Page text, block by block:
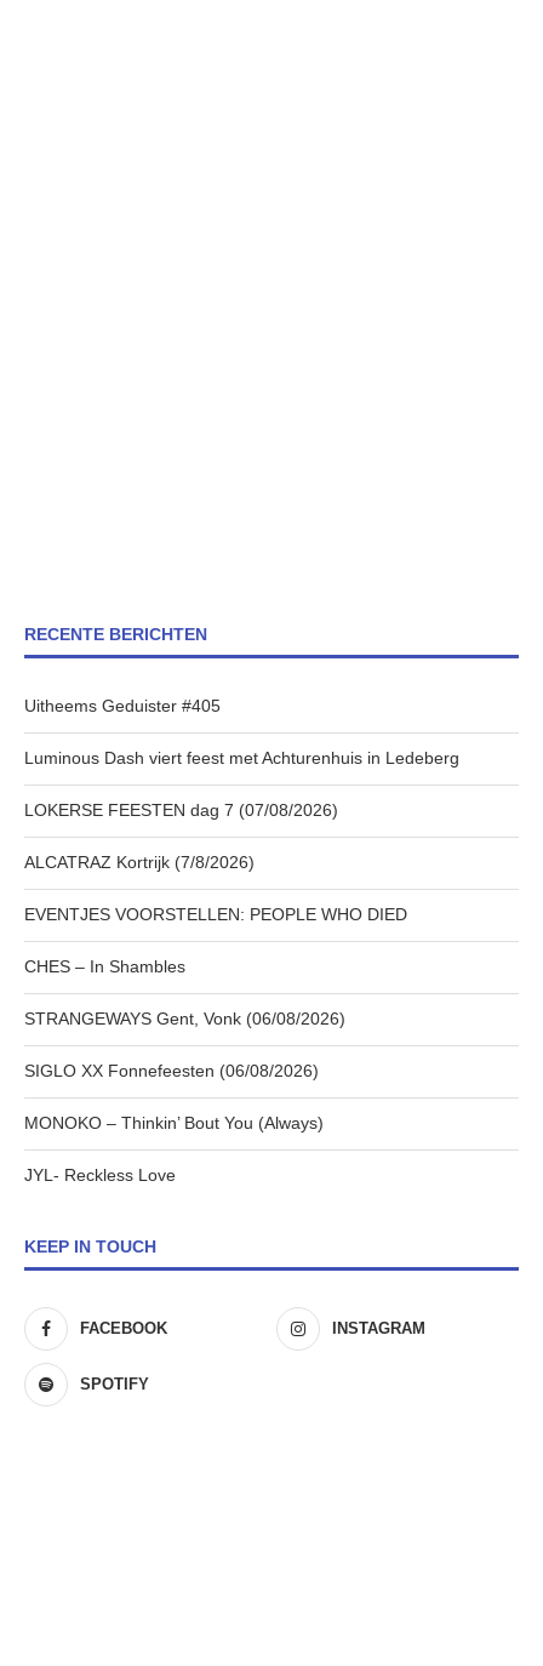
RECENTE BERICHTEN
Uitheems Geduister #405
Luminous Dash viert feest met Achturenhuis in Ledeberg
LOKERSE FEESTEN dag 7 (07/08/2026)
ALCATRAZ Kortrijk (7/8/2026)
EVENTJES VOORSTELLEN: PEOPLE WHO DIED
CHES – In Shambles
STRANGEWAYS Gent, Vonk (06/08/2026)
SIGLO XX Fonnefeesten (06/08/2026)
MONOKO – Thinkin’ Bout You (Always)
JYL- Reckless Love
KEEP IN TOUCH
FACEBOOK INSTAGRAM
SPOTIFY